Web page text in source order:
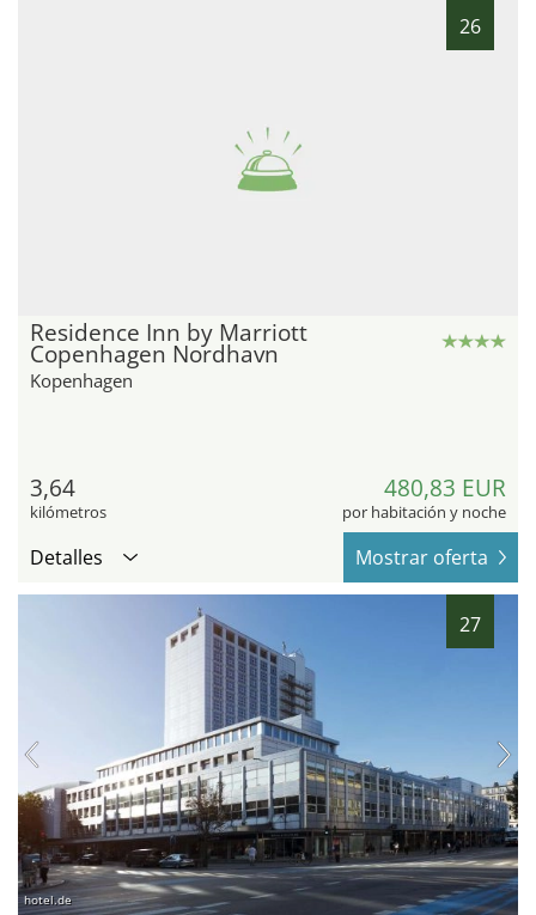
26
Residence Inn by Marriott
Copenhagen Nordhavn
Kopenhagen
3,64
kilómetros
480,83 EUR
por habitación y noche
Detalles Mostrar oferta
27
hotel.de